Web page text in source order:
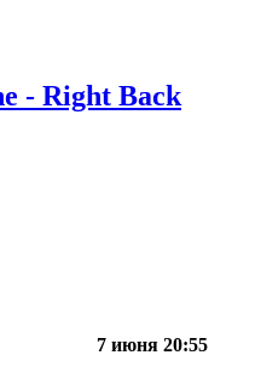
- Right Back
7 июня 20:55